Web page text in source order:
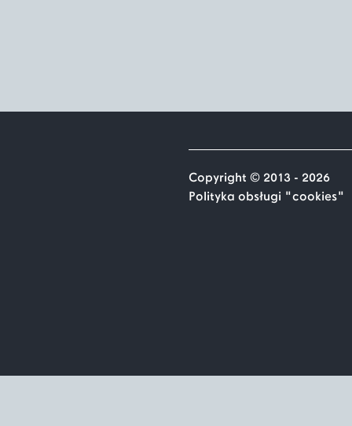
Copyright © 2013 - 2026
Polityka obsługi "cookies"